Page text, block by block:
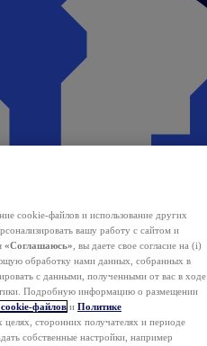
cookie-файлов и использование других
вашу работу с сайтом и
«Соглашаюсь» , вы даете свое согласие на (i)
обработку нами данных, собранных в
с данными, полученными от вас в ходе
Подробную информацию о размещении
файлов и Политике
целях, сторонних получателях и периоде
собственные настройки, например